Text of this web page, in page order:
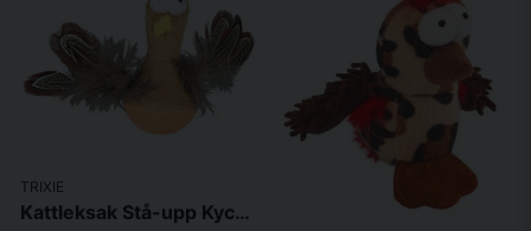
TRIXIE
Kattleksak Stå-upp Kyckling med microchipljud 10 cm